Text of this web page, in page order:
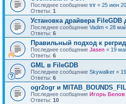
Последнее сообщение trir « 25 июн
Ответы: 1
Установка драйвера FileGDB
Последнее сообщение Vadim « 28
Ответы: 6
Правильный подход к
Последнее сообщение Jasen « 19
Ответы: 6
GML в FileGDB
Последнее сообщение Skywalker «
Ответы: 6
ogr2ogr и
Последнее сообщение Игорь Белов
Ответы: 10